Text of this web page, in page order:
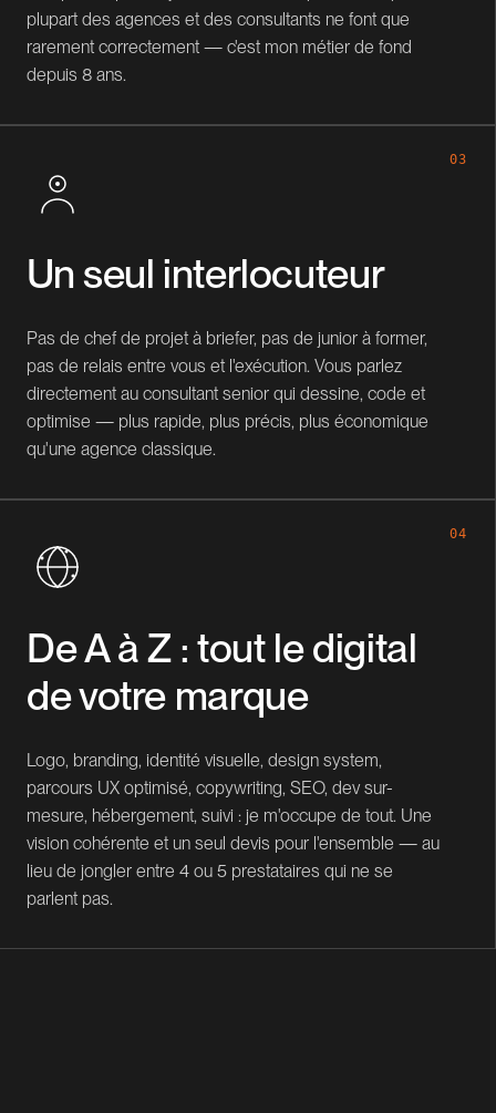
plupart des agences et des consultants ne font que
rarement correctement — c'est mon métier de fond
depuis 8 ans.
03
Un seul interlocuteur
Pas de chef de projet à briefer, pas de junior à former,
pas de relais entre vous et l'exécution. Vous parlez
directement au consultant senior qui dessine, code et
optimise — plus rapide, plus précis, plus économique
qu'une agence classique.
04
De A à Z : tout le digital
de votre marque
Logo, branding, identité visuelle, design system,
parcours UX optimisé, copywriting, SEO, dev sur-
mesure, hébergement, suivi : je m'occupe de tout. Une
vision cohérente et un seul devis pour l'ensemble — au
lieu de jongler entre 4 ou 5 prestataires qui ne se
parlent pas.